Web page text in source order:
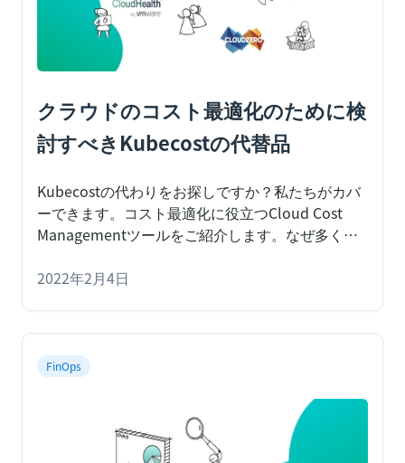
クラウドのコスト最適化のために検
討すべきKubecostの代替品
Kubecostの代わりをお探しですか？私たちがカバ
ーできます。コスト最適化に役立つCloud Cost
Managementツールをご紹介します。 なぜ多くの
視し、可視化できるツールを探しているのでしょ
2022年2月4日
FinOps